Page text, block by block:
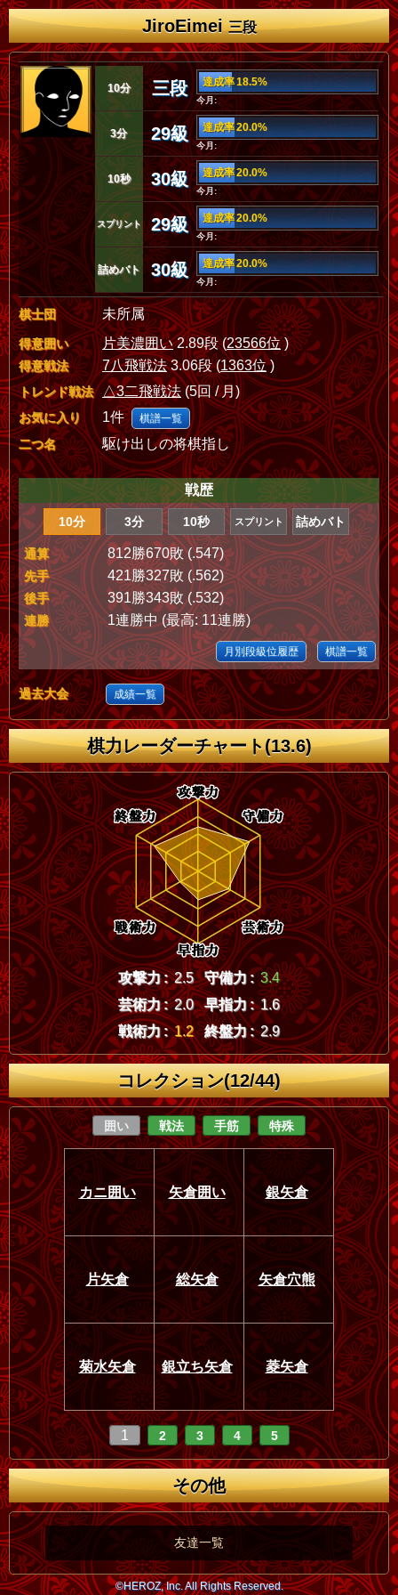
JiroEimei三段
10分 三段 達成率 18.5%
今月:
3分 29級 達成率 20.0%
今月:
10秒 30級 達成率 20.0%
今月:
スプリント 29級 達成率 20.0%
今月:
詰めバト 30級 達成率 20.0%
今月:
棋士団 未所属
得意囲い 片美濃囲い2.89段 (23566位)
得意戦法 7八飛戦法3.06段 (1363位)
トレンド戦法 △3二飛戦法 (5回 / 月)
お気に入り 1件 棋譜一覧
二つ名 駆け出しの将棋指し
戦歴
10分 3分 10秒 スプリント 詰めバト
通算 812勝670敗 (.547)
先手 421勝327敗 (.562)
後手 391勝343敗 (.532)
連勝 1連勝中 (最高: 11連勝)
月別段級位履歴 棋譜一覧
過去大会 成績一覧
棋力レーダーチャート(13.6)
攻撃力 : 2.5 守備力 : 3.4
芸術力 : 2.0 早指力 : 1.6
戦術力 : 1.2 終盤力 : 2.9
コレクション(12/44)
囲い 戦法 手筋 特殊
カニ囲い 矢倉囲い 銀矢倉
片矢倉 総矢倉 矢倉穴熊
菊水矢倉 銀立ち矢倉 菱矢倉
1 2 3 4 5
その他
友達一覧
©HEROZ, Inc. All Rights Reserved.